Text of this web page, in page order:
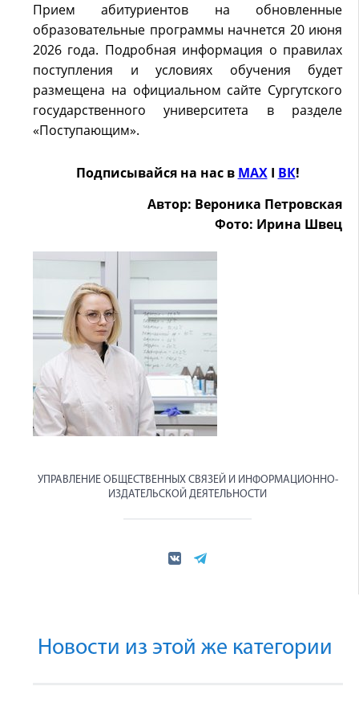
Прием абитуриентов на обновленные
образовательные программы начнется 20 июня
2026 года. Подробная информация о правилах
поступления и условиях обучения будет
размещена на официальном сайте Сургутского
государственного университета в разделе
«Поступающим».
Подписывайся на нас в MAXӀ ВК!
Автор: Вероника Петровская
Фото: Ирина Швец
УПРАВЛЕНИЕ ОБЩЕСТВЕННЫХ СВЯЗЕЙ И ИНФОРМАЦИОННО-
ИЗДАТЕЛЬСКОЙ ДЕЯТЕЛЬНОСТИ
Новости из этой же категории